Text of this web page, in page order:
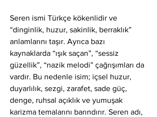
Seren ismi Türkçe kökenlidir ve
“dinginlik, huzur, sakinlik, berraklık”
anlamlarını taşır. Ayrıca bazı
kaynaklarda “ışık saçan”, “sessiz
güzellik”, “nazik melodi” çağrışımları da
vardır. Bu nedenle isim; içsel huzur,
duyarlılık, sezgi, zarafet, sade güç,
denge, ruhsal açıklık ve yumuşak
karizma temalarını barındırır. Seren adı,